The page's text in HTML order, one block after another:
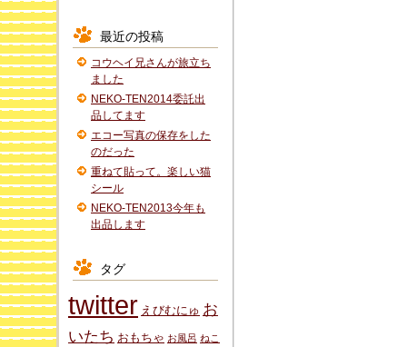
最近の投稿
コウヘイ兄さんが旅立ち
ました
NEKO-TEN2014委託出
品してます
エコー写真の保存をした
のだった
重ねて貼って。楽しい猫
シール
NEKO-TEN2013今年も
出品します
タグ
twitter えびむにゅ お
いたち おもちゃ お風呂 ねこ